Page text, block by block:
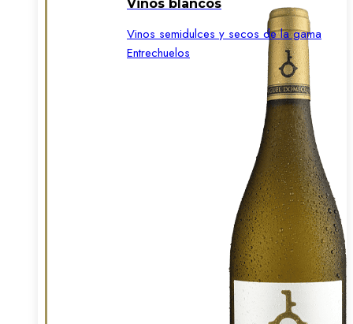
Vinos blancos
Vinos semidulces y secos de la gama
Entrechuelos